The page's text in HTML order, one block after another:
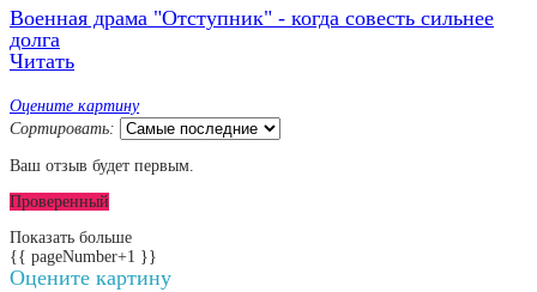
Военная драма "Отступник" - когда совесть сильнее
долга
Читать
Оцените картину
Сортировать:
Ваш отзыв будет первым.
Проверенный
Показать больше
{{ pageNumber+1 }}
Оцените картину